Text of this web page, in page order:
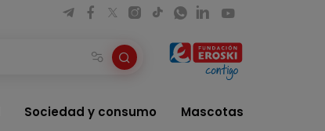
Sociedad y consumo Mascotas